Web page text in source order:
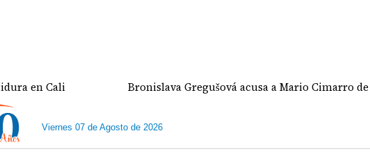
Cali Bronislava Gregušová acusa a Mario Cimarro de
Viernes 07 de Agosto de 2026